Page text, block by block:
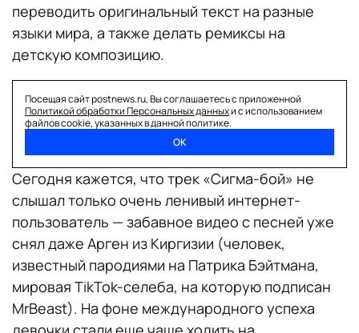
переводить оригинальный текст на разные
языки мира, а также делать ремиксы на
детскую композицию.
Почему «Сигма-бой» уже всех
Сегодня кажется, что трек «Сигма-бой» не
слышал только очень ленивый интернет-
пользователь — забавное видео с песней уже
снял даже Арген из Киргизии (человек,
известный пародиями на Патрика Бэйтмана,
мировая TikTok-селеба, на которую подписан
MrBeast). На фоне международного успеха
Посещая сайт postnews.ru, Вы соглашаетесь с приложенной
Политикой обработки Персональных данныхи с использованием
файлов cookie, указанных в данной политике.
ОК